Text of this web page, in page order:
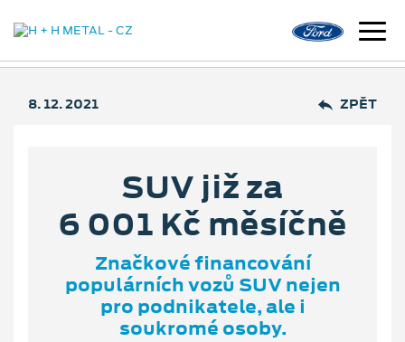
8. 12. 2021 ZPĚT
SUV již za
6 001 Kč měsíčně
Značkové financování
populárních vozů SUV nejen
pro podnikatele, ale i
soukromé osoby.